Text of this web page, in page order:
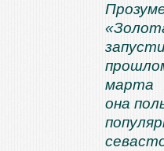
марта
она